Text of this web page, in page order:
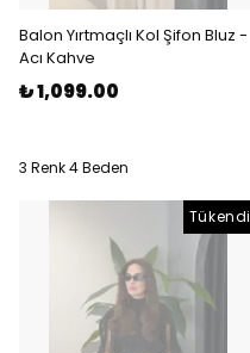
Balon Yırtmaçlı Kol Şifon Bluz -
Acı Kahve
₺ 1,099.00
3 Renk 4 Beden
Tükendi